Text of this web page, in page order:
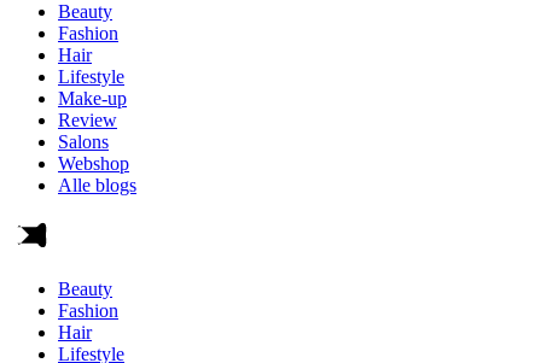
Beauty
Fashion
Hair
Lifestyle
Make-up
Review
Salons
Webshop
Alle blogs
Beauty
Fashion
Hair
Lifestyle